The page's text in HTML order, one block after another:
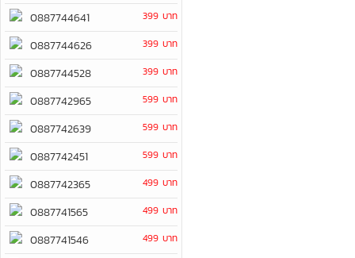
0887744641 399 บาท
0887744626 399 บาท
0887744528 399 บาท
0887742965 599 บาท
0887742639 599 บาท
0887742451 599 บาท
0887742365 499 บาท
0887741565 499 บาท
0887741546 499 บาท